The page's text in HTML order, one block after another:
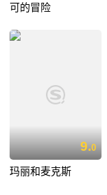
可的冒险
9.0
玛丽和麦克斯